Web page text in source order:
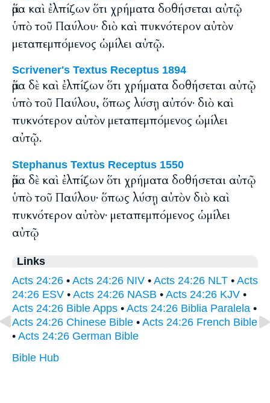
ἅμα καὶ ἐλπίζων ὅτι χρήματα δοθήσεται αὐτῷ
ὑπὸ τοῦ Παύλου· διὸ καὶ πυκνότερον αὐτὸν
μεταπεμπόμενος ὡμίλει αὐτῷ.
Scrivener's Textus Receptus 1894
ἅμα δὲ καὶ ἐλπίζων ὅτι χρήματα δοθήσεται αὐτῷ
ὑπὸ τοῦ Παύλου, ὅπως λύσῃ αὐτόν· διὸ καὶ
πυκνότερον αὐτὸν μεταπεμπόμενος ὡμίλει
αὐτῷ.
Stephanus Textus Receptus 1550
ἅμα δὲ καὶ ἐλπίζων ὅτι χρήματα δοθήσεται αὐτῷ
ὑπὸ τοῦ Παύλου· ὅπως λύσῃ αὐτὸν διὸ καὶ
πυκνότερον αὐτὸν· μεταπεμπόμενος ὡμίλει
αὐτῷ
Links
Acts 24:26 • Acts 24:26 NIV • Acts 24:26 NLT • Acts
24:26 ESV • Acts 24:26 NASB • Acts 24:26 KJV •
Acts 24:26 Bible Apps • Acts 24:26 Biblia Paralela •
Acts 24:26 Chinese Bible • Acts 24:26 French Bible
• Acts 24:26 German Bible
Bible Hub